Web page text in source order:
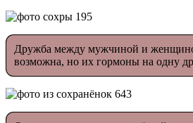
Дружба между мужчиной и
возможна, но их гормоны на одну